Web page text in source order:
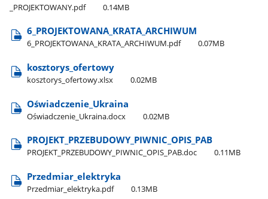
_PROJEKTOWANY.pdf
0.14MB
6​_PROJEKTOWANA​_KRATA​_ARCHIWUM
6​_PROJEKTOWANA​_KRATA​_ARCHIWUM.pdf 0.07MB
kosztorys​_ofertowy
kosztorys​_ofertowy.xlsx 0.02MB
Oświadczenie​_Ukraina
Oświadczenie​_Ukraina.docx 0.02MB
PROJEKT​_PRZEBUDOWY​_PIWNIC​_OPIS​_PAB
PROJEKT​_PRZEBUDOWY​_PIWNIC​_OPIS​_PAB.doc 0.11MB
Przedmiar​_elektryka
Przedmiar​_elektryka.pdf 0.13MB